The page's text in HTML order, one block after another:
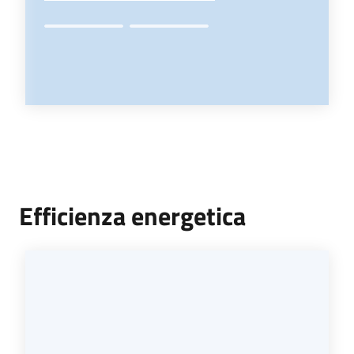
Efficienza energetica